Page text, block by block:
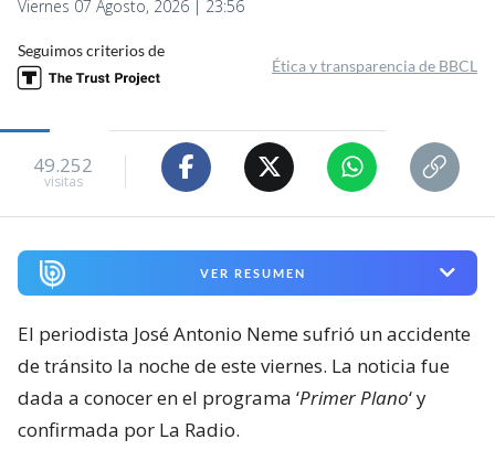
Viernes 07 Agosto, 2026 | 23:56
Seguimos criterios de
Ética y transparencia de BBCL
49.252
visitas
VER RESUMEN
El periodista José Antonio Neme sufrió un accidente
de tránsito la noche de este viernes. La noticia fue
dada a conocer en el programa ‘Primer Plano‘ y
confirmada por La Radio.